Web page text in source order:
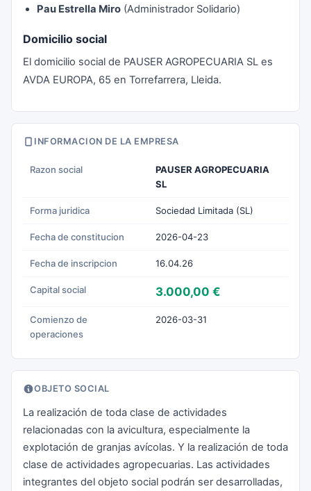
Pau Estrella Miro (Administrador Solidario)
Domicilio social
El domicilio social de PAUSER AGROPECUARIA SL es
AVDA EUROPA, 65 en Torrefarrera, Lleida.
INFORMACION DE LA EMPRESA
Razon social
PAUSER AGROPECUARIA
SL
Forma juridica Sociedad Limitada (SL)
Fecha de constitucion 2026-04-23
Fecha de inscripcion 16.04.26
Capital social 3.000,00 €
Comienzo de
operaciones
2026-03-31
OBJETO SOCIAL
La realización de toda clase de actividades
relacionadas con la avicultura, especialmente la
explotación de granjas avícolas. Y la realización de toda
clase de actividades agropecuarias. Las actividades
integrantes del objeto social podrán ser desarrolladas,